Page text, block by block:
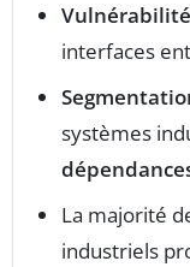
interfaces
systèmes
La majorité
industriels